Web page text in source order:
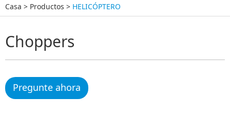
Casa > Productos > HELICÓPTERO
Choppers
Pregunte ahora